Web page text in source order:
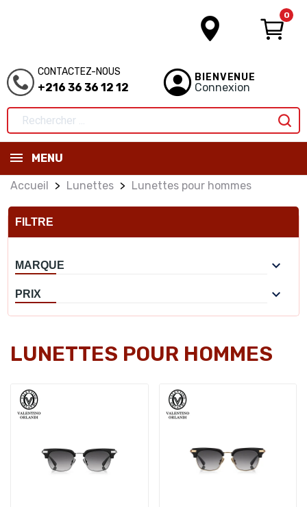
0
CONTACTEZ-NOUS
+216 36 36 12 12
BIENVENUE
Connexion
MENU
Accueil Lunettes Lunettes pour hommes
FILTRE
MARQUE 
PRIX 
LUNETTES POUR HOMMES